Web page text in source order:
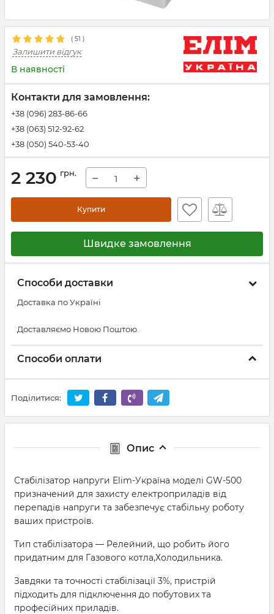
( 51 )
Залишити відгук
В наявності
Контакти для замовлення:
+38 (096) 283-86-66
+38 (063) 512-92-62
+38 (050) 540-53-40
2 230 грн. − +
Купити
Швидке замовлення
Способи доставки
Доставка по Україні
Доставляємо Новою Поштою.
Способи оплати
Поділитися:
Опис
Стабілізатор напруги Elim-Україна моделі GW-500
призначений для захисту електроприладів від
перепадів напруги та забезпечує стабільну роботу
ваших пристроїв.
Тип стабілізатора — Релейний, що робить його
придатним для Газового котла,Холодильника.
Завдяки та точності стабілізації 3%, пристрій
підходить для підключення до побутових та
професійних приладів.